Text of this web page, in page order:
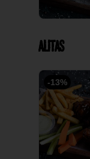
Alitas
-13%